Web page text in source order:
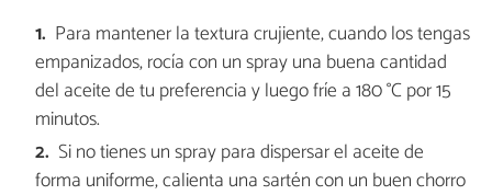
Para mantener la textura crujiente, cuando los tengas
empanizados, rocía con un spray una buena cantidad
del aceite de tu preferencia y luego fríe a 180 °C por 15
minutos.
Si no tienes un spray para dispersar el aceite de
forma uniforme, calienta una sartén con un buen chorro